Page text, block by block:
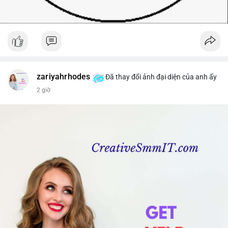
zariyahrhodes Đã thay đổi ảnh đại diện của anh ấy
2 giờ